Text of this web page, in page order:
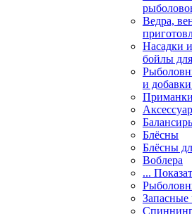
Ведра,
Насадки
бойлы
и
Блёсны
Блёсны
Воблера
...
Запасные